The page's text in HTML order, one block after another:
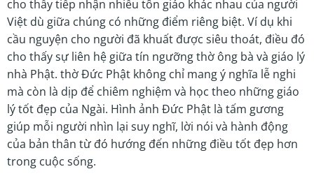
cho thấy tiếp nhận nhiều tôn giáo khác nhau của người
Việt dù giữa chúng có những điểm riêng biệt. Ví dụ khi
cầu nguyện cho người đã khuất được siêu thoát, điều đó
cho thấy sự liên hệ giữa tín ngưỡng thờ ông bà và giáo lý
nhà Phật. thờ Đức Phật không chỉ mang ý nghĩa lễ nghi
mà còn là dịp để chiêm nghiệm và học theo những giáo
lý tốt đẹp của Ngài. Hình ảnh Đức Phật là tấm gương
giúp mỗi người nhìn lại suy nghĩ, lời nói và hành động
của bản thân từ đó hướng đến những điều tốt đẹp hơn
trong cuộc sống.